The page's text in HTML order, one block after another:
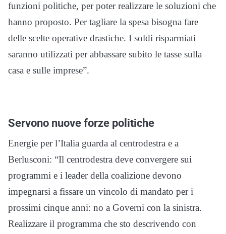
funzioni politiche, per poter realizzare le soluzioni che
hanno proposto. Per tagliare la spesa bisogna fare
delle scelte operative drastiche. I soldi risparmiati
saranno utilizzati per abbassare subito le tasse sulla
casa e sulle imprese”.
Servono nuove forze politiche
Energie per l’Italia guarda al centrodestra e a
Berlusconi: “Il centrodestra deve convergere sui
programmi e i leader della coalizione devono
impegnarsi a fissare un vincolo di mandato per i
prossimi cinque anni: no a Governi con la sinistra.
Realizzare il programma che sto descrivendo con